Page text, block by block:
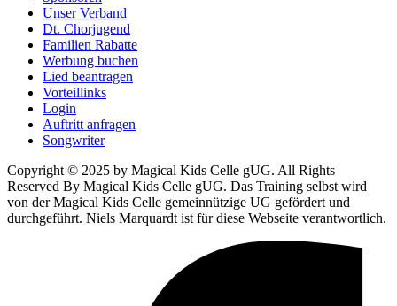
Unser Verband
Dt. Chorjugend
Familien Rabatte
Werbung buchen
Lied beantragen
Vorteillinks
Login
Auftritt anfragen
Songwriter
Copyright © 2025 by Magical Kids Celle gUG. All Rights
Reserved By Magical Kids Celle gUG. Das Training selbst wird
von der Magical Kids Celle gemeinnützige UG gefördert und
durchgeführt. Niels Marquardt ist für diese Webseite verantwortlich.